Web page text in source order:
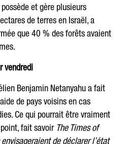
et gère plusieurs
de terres en Israël, a
que 40 % des forêts avaient
vendredi
Benjamin Netanyahu a fait
de pays voisins en cas
Ce qui pourrait être vraiment
fait savoir The Times of
de déclarer l’état